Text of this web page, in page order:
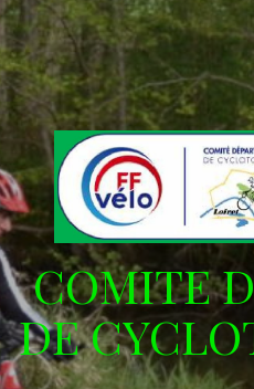
u
COMITE
DE